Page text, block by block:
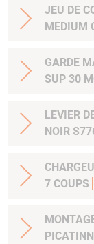
JEU DE
GARDE
SUP 30
LEVIER
NOIR
7 COUPS